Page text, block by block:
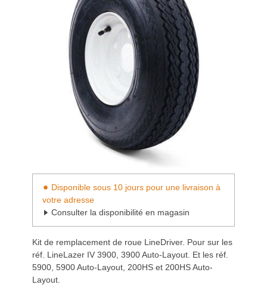
Disponible sous 10 jours pour une livraison à
votre adresse
Consulter la disponibilité en magasin
Kit de remplacement de roue LineDriver. Pour sur les
réf. LineLazer IV 3900, 3900 Auto-Layout. Et les réf.
5900, 5900 Auto-Layout, 200HS et 200HS Auto-
Layout.